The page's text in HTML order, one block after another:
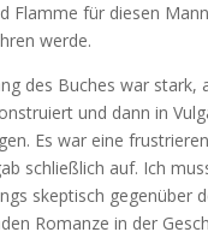
Flamme für diesen
werde.
des Buches war stark,
und dann in
Es war eine
schließlich auf. Ich
skeptisch gegenüber
Romanze in der